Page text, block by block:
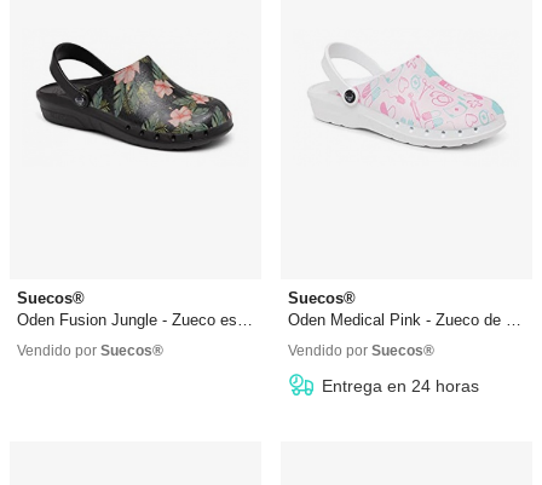
Suecos®
Oden Fusion Jungle - Zueco estampado
44,90 €
Vendido porSuecos®
Suecos®
Oden Medical Pink - Zueco de enfermera
44,90 €
Vendido por Suecos®
Entrega en 24 horas